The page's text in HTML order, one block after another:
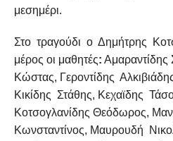
μεσημέρι.
Στο τραγούδι ο Δημήτρης
μέρος οι μαθητές: Αμαραντίδης
Κώστας, Γεροντίδης
Κικίδης Στάθης, Κεχαϊδης
Κοτσογλανίδης Θεόδωρος,
Κωνσταντίνος, Μαυρουδή